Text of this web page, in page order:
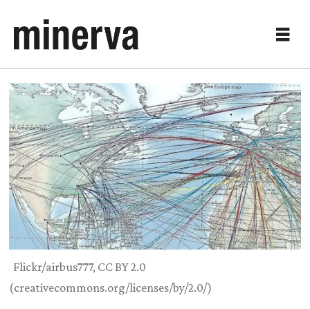
Flickr/airbus777, CC BY 2.0
(creativecommons.org/licenses/by/2.0/)